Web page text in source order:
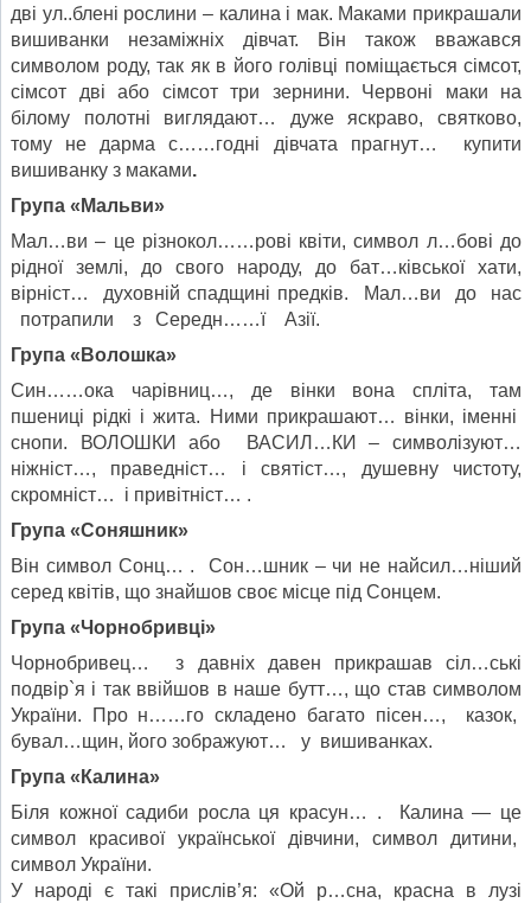
дві ул..блені рослини – калина і мак. Маками прикрашали
вишиванки незаміжніх дівчат. Він також вважався
символом роду, так як в його голівці поміщається сімсот,
сімсот дві або сімсот три зернини. Червоні маки на
білому полотні виглядают… дуже яскраво, святково,
тому не дарма с……годні дівчата прагнут… купити
вишиванку з маками.
Група «Мальви»
Мал…ви – це різнокол……рові квіти, символ л…бові до
рідної землі, до свого народу, до бат…ківської хати,
вірніст… духовній спадщині предків. Мал…ви до нас
потрапили з Середн……ї Азії.
Група «Волошка»
Син……ока чарівниц…, де вінки вона спліта, там
пшениці рідкі і жита. Ними прикрашают… вінки, іменні
снопи. ВОЛОШКИ або ВАСИЛ…КИ – символізуют…
ніжніст…, праведніст… і святіст…, душевну чистоту,
скромніст… і привітніст… .
Група «Соняшник»
Він символ Сонц… . Сон…шник – чи не найсил…ніший
серед квітів, що знайшов своє місце під Сонцем.
Група «Чорнобривці»
Чорнобривец… з давніх давен прикрашав сіл…ські
подвір`я і так ввійшов в наше бутт…, що став символом
України. Про н……го складено багато пісен…, казок,
бувал…щин, його зображуют… у вишиванках.
Група «Калина»
Біля кожної садиби росла ця красун… . Калина — це
символ красивої української дівчини, символ дитини,
символ України.
У народі є такі прислів’я: «Ой р…сна, красна в лузі